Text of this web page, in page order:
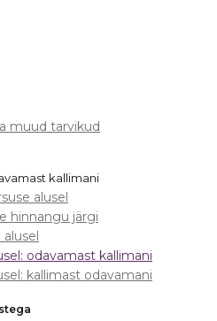
muud tarvikud
kallimani
alusel
hinnangu järgi
odavamast kallimani
kallimast odavamani